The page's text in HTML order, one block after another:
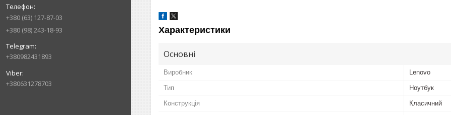
+380 (63) 127-87-03
+380 (98) 243-18-93
+380982431893
+380631278703
Характеристики
Основні
Виробник Lenovo
Тип Ноутбук
Конструкція Класичний